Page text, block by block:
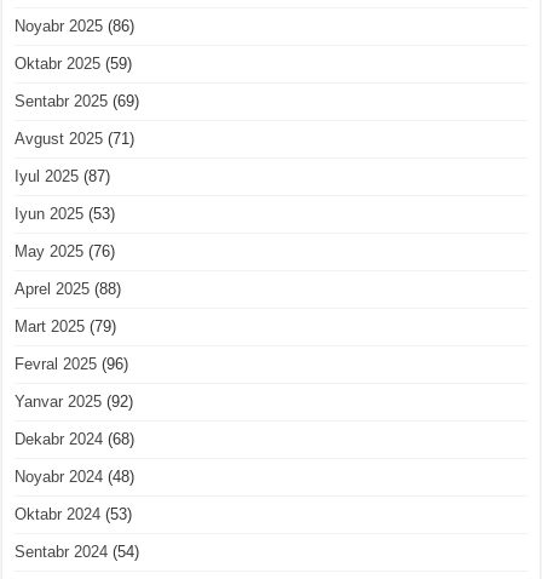
Noyabr 2025 (86)
Oktabr 2025 (59)
Sentabr 2025 (69)
Avgust 2025 (71)
Iyul 2025 (87)
Iyun 2025 (53)
May 2025 (76)
Aprel 2025 (88)
Mart 2025 (79)
Fevral 2025 (96)
Yanvar 2025 (92)
Dekabr 2024 (68)
Noyabr 2024 (48)
Oktabr 2024 (53)
Sentabr 2024 (54)